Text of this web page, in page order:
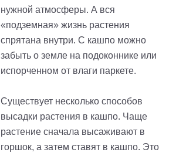
нужной атмосферы. А вся
«подземная» жизнь растения
спрятана внутри. С кашпо можно
забыть о земле на подоконнике или
испорченном от влаги паркете.
Существует несколько способов
высадки растения в кашпо. Чаще
растение сначала высаживают в
горшок, а затем ставят в кашпо. Это